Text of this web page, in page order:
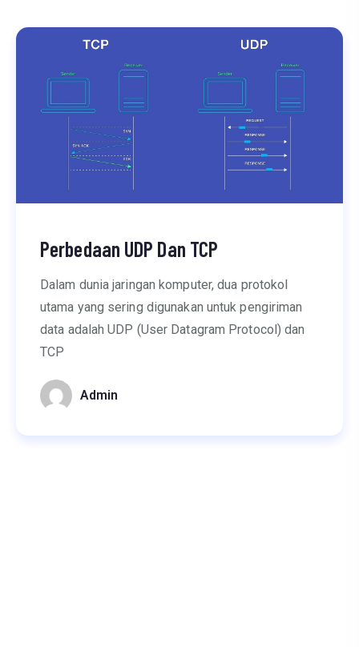
Perbedaan UDP Dan TCP
Dalam dunia jaringan komputer, dua protokol
utama yang sering digunakan untuk pengiriman
data adalah UDP (User Datagram Protocol) dan
TCP
Admin